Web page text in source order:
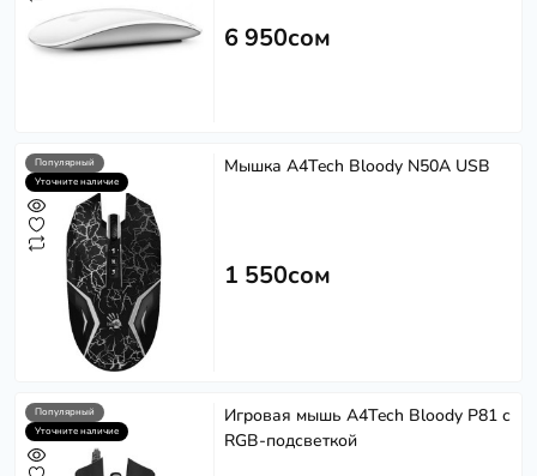
6 950сом
Популярный
Уточните наличие
Мышка A4Tech Bloody N50A USB
1 550сом
Популярный
Уточните наличие
Игровая мышь A4Tech Bloody P81 с
RGB-подсветкой